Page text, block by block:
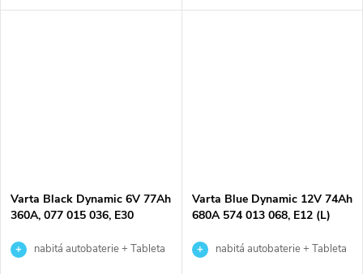
rozměry: 278 x 175 x 175,
rozměry: 278 x 175 x 190,
Varta Black Dynamic 6V 77Ah
360A, 077 015 036, E30
nabitá autobaterie + Tableta
Varta Blue Dynamic 12V 74Ah
680A 574 013 068, E12 (L)
nabitá autobaterie + Tableta